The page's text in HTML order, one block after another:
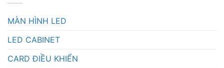
MÀN HÌNH LED
LED CABINET
CARD ĐIỀU KHIỂN